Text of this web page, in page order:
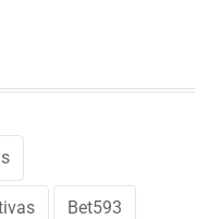
Bet593